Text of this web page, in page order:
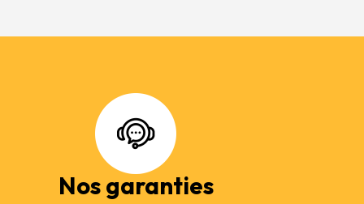
Nos garanties